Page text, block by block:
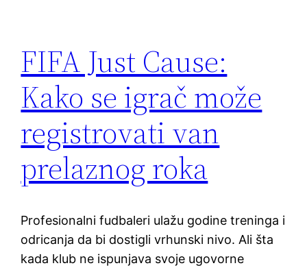
FIFA Just Cause:
Kako se igrač može
registrovati van
prelaznog roka
Profesionalni fudbaleri ulažu godine treninga i
odricanja da bi dostigli vrhunski nivo. Ali šta
kada klub ne ispunjava svoje ugovorne